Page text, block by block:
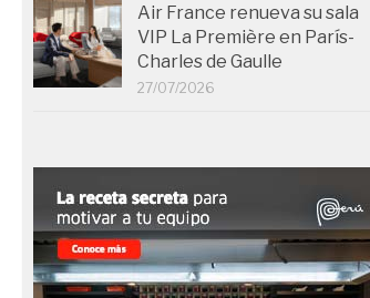
Air France renueva su sala
VIP La Première en París-
Charles de Gaulle
27/07/2026